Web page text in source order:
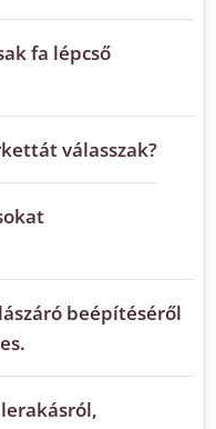
fa lépcső
válasszak?
beépítéséről